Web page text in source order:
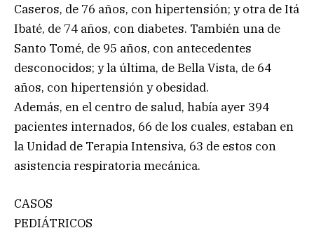
Caseros, de 76 años, con hipertensión; y otra de Itá
Ibaté, de 74 años, con diabetes. También una de
Santo Tomé, de 95 años, con antecedentes
desconocidos; y la última, de Bella Vista, de 64
años, con hipertensión y obesidad.
Además, en el centro de salud, había ayer 394
pacientes internados, 66 de los cuales, estaban en
la Unidad de Terapia Intensiva, 63 de estos con
asistencia respiratoria mecánica.
CASOS
PEDIÁTRICOS